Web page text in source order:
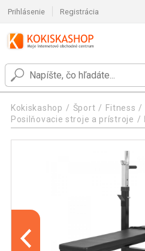
Prihlásenie Registrácia
Kokiskashop Šport
Fitness
Posilňovacie stroje a prístroje